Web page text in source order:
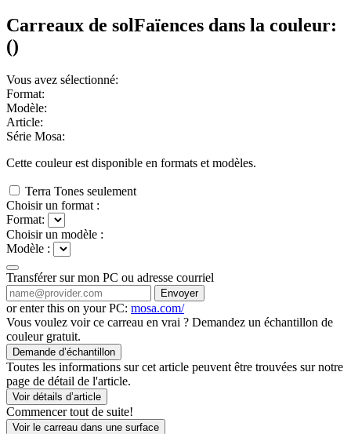
Carreaux de solFaïences dans la couleur:
()
Vous avez sélectionné:
Format:
Modèle:
Article:
Série Mosa:
Cette couleur est disponible en formats et modèles.
Terra Tones seulement
Choisir un format :
Format:
Choisir un modèle :
Modèle :
Transférer sur mon PC ou adresse courriel
Envoyer
or enter this on your PC: mosa.com/
Vous voulez voir ce carreau en vrai ? Demandez un échantillon de
couleur gratuit.
Demande d’échantillon
Toutes les informations sur cet article peuvent être trouvées sur notre
page de détail de l'article.
Voir détails d’article
Commencer tout de suite!
Voir le carreau dans une surface